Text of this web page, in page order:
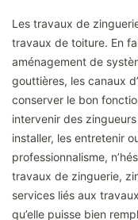
Les travaux de
travaux de toiture. En
aménagement de
gouttières, les canaux
conserver le bon
intervenir des
installer, les entretenir
professionnalisme,
travaux de zinguerie,
services liés aux
qu’elle puisse bien